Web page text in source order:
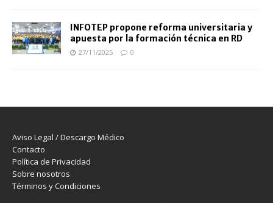
INFOTEP propone reforma universitaria y
apuesta por la formación técnica en RD
27/11/2025 0
Aviso Legal / Descargo Médico
Contacto
Política de Privacidad
Sobre nosotros
Términos y Condiciones